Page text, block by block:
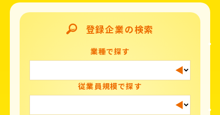
登録企業の検索
業種で探す
従業員規模で探す